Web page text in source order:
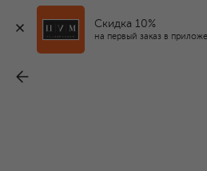
Скидка 10%
на первый заказ в